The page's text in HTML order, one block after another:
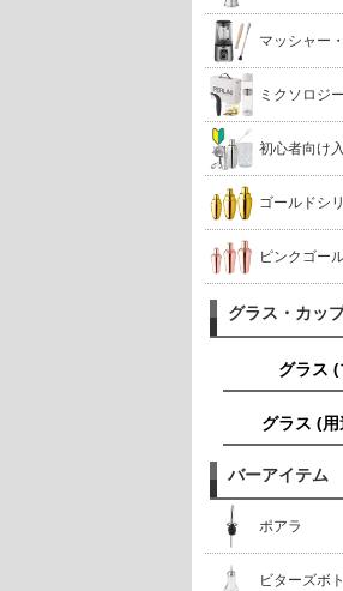
マッシャー
ミクソロジー
初心者向け
ゴールドシ
ピンクゴー
グラス・カッ
グラス
グラス (
バーアイテム
ポアラ
ビターズボ